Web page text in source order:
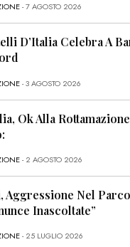
- 7 AGOSTO 2026
D’Italia Celebra A
- 3 AGOSTO 2026
Ok Alla
- 2 AGOSTO 2026
Aggressione Nel
Inascoltate”
- 25 LUGLIO 2026